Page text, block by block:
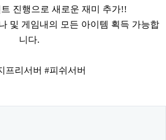
진행으로 새로운 재미 추가!!
및 게임내의 모든 아이템 획득 가능합
니다.
프리서버 #피쉬서버